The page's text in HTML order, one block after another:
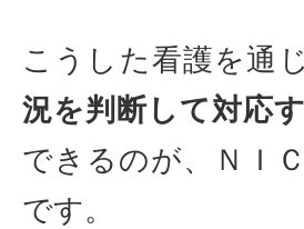
こうした看護を通じ
況を判断して対応
できるのが、ＮＩ
です。